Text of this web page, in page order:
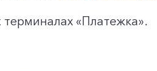
«Платежка».